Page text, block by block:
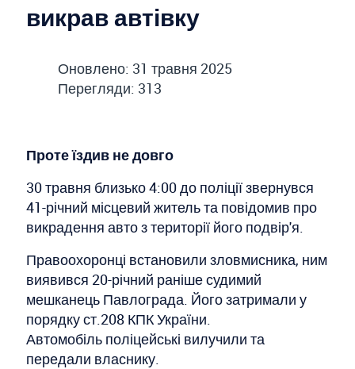
викрав автівку
Оновлено: 31 травня 2025
Перегляди: 313
Проте їздив не довго
30 травня близько 4:00 до поліції звернувся
41-річний місцевий житель та повідомив про
викрадення авто з території його подвір'я.
Правоохоронці встановили зловмисника, ним
виявився 20-річний раніше судимий
мешканець Павлограда. Його затримали у
порядку ст.208 КПК України.
Автомобіль поліцейські вилучили та
передали власнику.